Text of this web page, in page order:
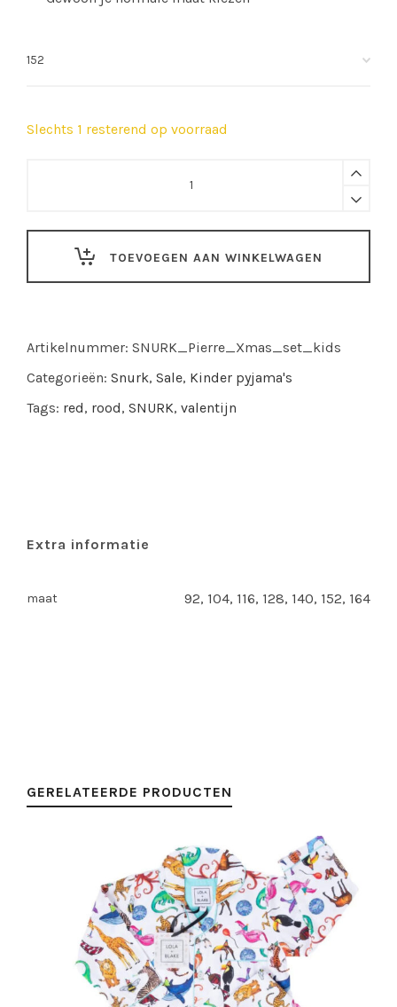
Slechts 1 resterend op voorraad
en
-
kids
TOEVOEGEN AAN WINKELWAGEN
Artikelnummer: SNURK_Pierre_Xmas_set_kids
Categorieën: Snurk, Sale, Kinder pyjama's
Tags: red, rood, SNURK, valentijn
Extra informatie
maat 92, 104, 116, 128, 140, 152, 164
GERELATEERDE PRODUCTEN